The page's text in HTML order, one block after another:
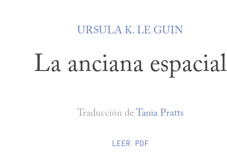
URSULA K. LE GUIN
La anciana espacial
Traducción de Tania Pratts
LEER PDF